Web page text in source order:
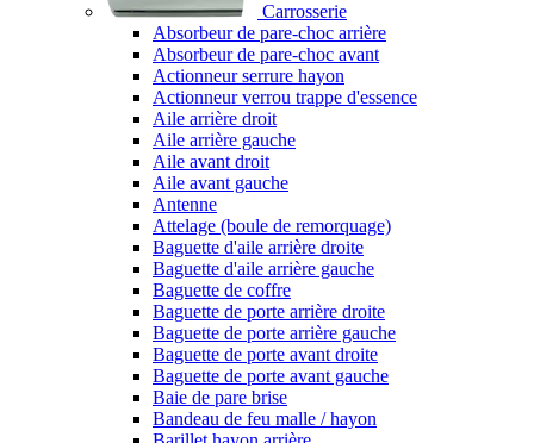
Carrosserie
Absorbeur de pare-choc arrière
Absorbeur de pare-choc avant
Actionneur serrure hayon
Actionneur verrou trappe d'essence
Aile arrière droit
Aile arrière gauche
Aile avant droit
Aile avant gauche
Antenne
Attelage (boule de remorquage)
Baguette d'aile arrière droite
Baguette d'aile arrière gauche
Baguette de coffre
Baguette de porte arrière droite
Baguette de porte arrière gauche
Baguette de porte avant droite
Baguette de porte avant gauche
Baie de pare brise
Bandeau de feu malle / hayon